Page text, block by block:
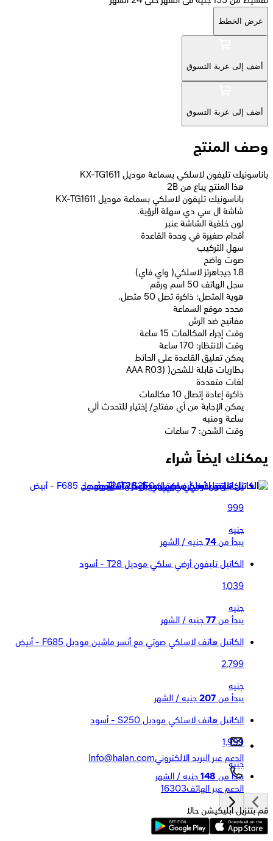
عرض الخطط
أضف إلى عربة التسوق
أضف إلى عربة التسوق
وصف المنتج
باناسونيك تليفون لاسلكي بسماعة موديل KX-TG1611
2B هذا المنتج يباع من
باناسونيك تليفون لاسلكي بسماعة موديل KX-TG1611
شاشة ال سي دي سهلة الرؤية.
لون خلفية الشاشة عنبر
أقدام صغيرة في وحدة القاعدة
سهل التركيب
صوت واضح
1.8 جيجاهرتز لاسلكي( واي فاي)
سجل الهاتف 50 اسم ورقم
هوية المتصل: ذاكرة تصل 50 متصل.
محدد موقع السماعة
مفاتيح ضد الرش
وقت إجراء المكالمات 15 ساعة
وقت الانتظار: 170 ساعة
يمكن تعليق القاعدة على الحائط
بطاريات قابلة للشحن( (AAA R03
لغات متعددة
ذاكرة إعادة إتصال 10 مكالمات
يمكن الإجابة من أي مفتاح/ إختيار للتحدث ألي
ساعة ومنبه
وقت الشحن: 7 ساعات
يمكنك ايضاً شراء
الكاتيل تليفون أرضي سلكي موديل T26- أسود
999
جنيه
يبدأ من 74 جنيه / الشهر
الكاتيل تليفون أرضي سلكي موديل T28 - أسود
1,039
جنيه
يبدأ من 77 جنيه / الشهر
الكاتيل هاتف لاسلكي صوتي مع أنسر ماشين موديل F685 - أبيض
2,799
جنيه
يبدأ من 207 جنيه / الشهر
الكاتيل هاتف لاسلكي موديل S250 - أسود
1,999
جنيه
يبدأ من 148 جنيه / الشهر
الدعم عبر البريد الالكترونيInfo@halan.com
الدعم عبر الهاتف16303
قم بتنزيل ابليكيشن حالا